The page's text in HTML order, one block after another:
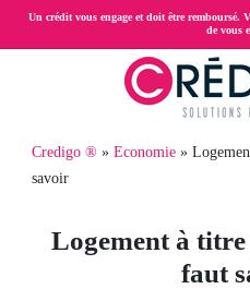
Aller
Un crédit vous engage et doit être remboursé.
de vous
Fil
d'Ariane
Credigo ® Economie
savoir
Logement à
faut
Menu
Rachat
crédit